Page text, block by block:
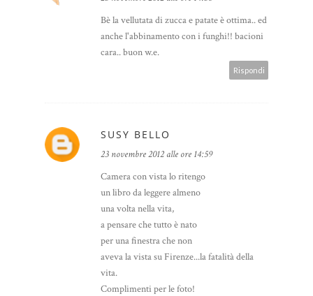
Bè la vellutata di zucca e patate è ottima.. ed
anche l'abbinamento con i funghi!! bacioni
cara.. buon w.e.
Rispondi
SUSY BELLO
23 novembre 2012 alle ore 14:59
Camera con vista lo ritengo
un libro da leggere almeno
una volta nella vita,
a pensare che tutto è nato
per una finestra che non
aveva la vista su Firenze...la fatalità della
vita.
Complimenti per le foto!